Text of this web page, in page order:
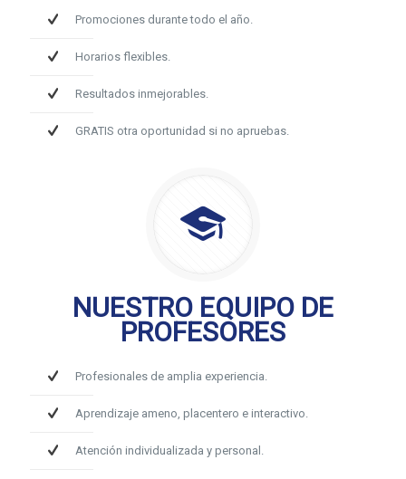
Promociones durante todo el año.
Horarios flexibles.
Resultados inmejorables.
GRATIS otra oportunidad si no apruebas.
NUESTRO EQUIPO DE
PROFESORES
Profesionales de amplia experiencia.
Aprendizaje ameno, placentero e interactivo.
Atención individualizada y personal.